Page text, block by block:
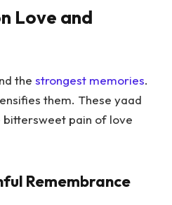
Love and
the strongest memories.
them. These yaad
bittersweet pain of love
Remembrance